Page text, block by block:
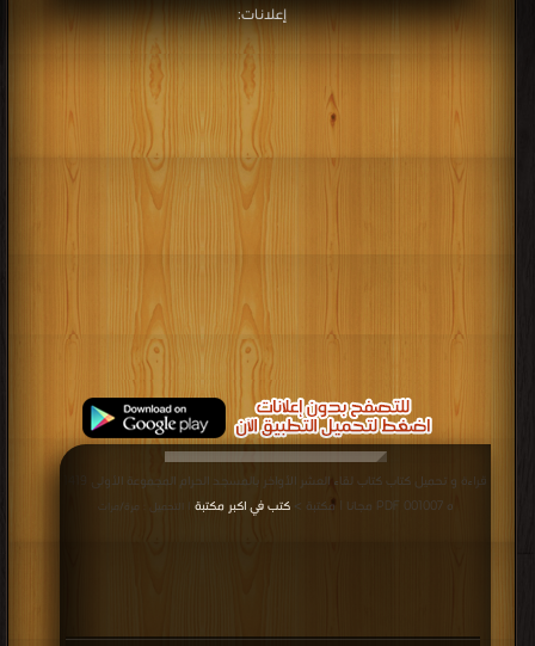
إعلانات:
ه 001007 PDF مجانا | مكتبة >
كتب في اكبر مكتبة | التحميل : مرة/مرات